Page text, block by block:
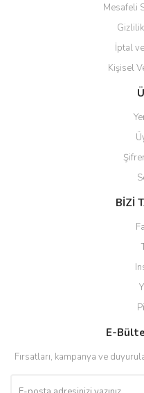
Mesafeli
İptal
Kişisel
BİZİ
E-
Fırsatları, kampanya ve